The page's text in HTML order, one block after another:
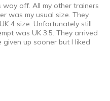
off. All my other trainers
was my usual size. They
4 size. Unfortunately still
was UK 3.5. They arrived
up sooner but I liked